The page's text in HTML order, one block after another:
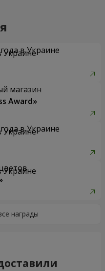
в Украине
магазин
Award»
в Украине